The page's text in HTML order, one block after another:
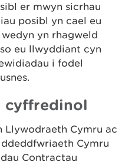
er mwyn sicrhau
posibl yn cael eu
yn rhagweld
eu llwyddiant cyn
i fodel
cyffredinol
Llywodraeth Cymru ac
Cymru
Contractau